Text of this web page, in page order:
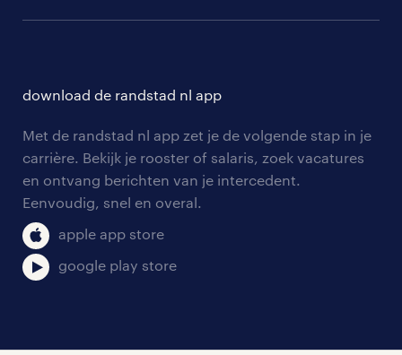
branches
tarieven
personeel gezocht
aanmelden nieuwsbrief
solliciteren
blogs en artikelen
salarischecker
bruto-netto calculator
onze vestigingen
pers
klachten en misstanden
download de randstad nl app
Met de randstad nl app zet je de volgende stap in je
carrière. Bekijk je rooster of salaris, zoek vacatures
en ontvang berichten van je intercedent.
Eenvoudig, snel en overal.
apple app store
google play store